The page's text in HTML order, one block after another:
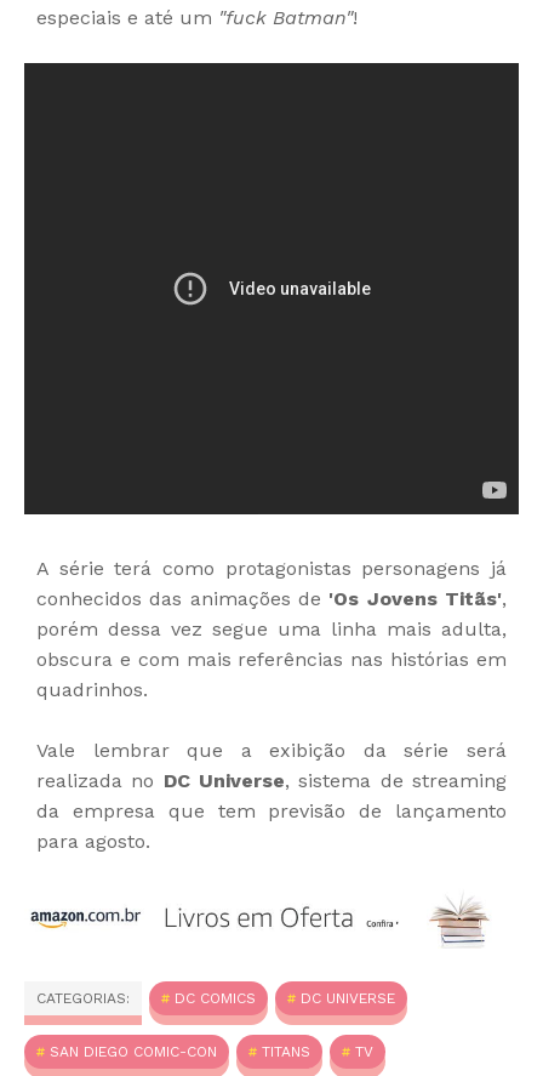
especiais e até um "fuck Batman"!
A série terá como protagonistas personagens já
conhecidos das animações de 'Os Jovens Titãs',
porém dessa vez segue uma linha mais adulta,
obscura e com mais referências nas histórias em
quadrinhos.
Vale lembrar que a exibição da série será
realizada no DC Universe, sistema de streaming
da empresa que tem previsão de lançamento
para agosto.
CATEGORIAS: DC COMICS DC UNIVERSE
SAN DIEGO COMIC-CON TITANS TV